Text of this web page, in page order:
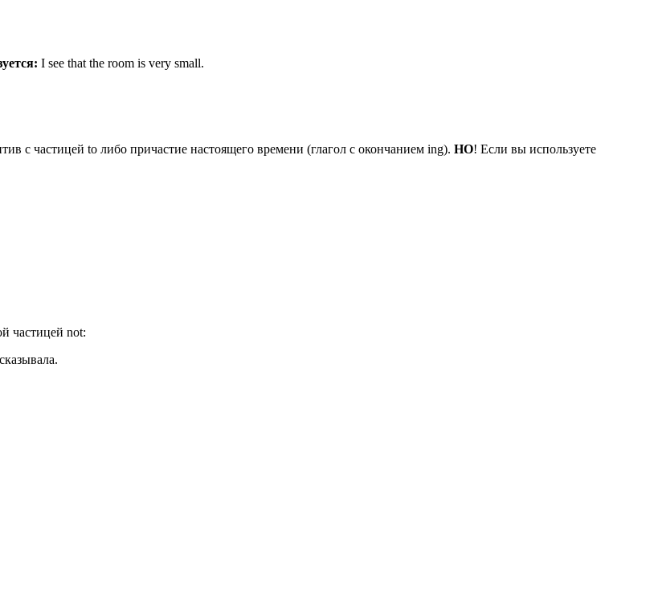
I see that the room is very small.
с частицей to либо причастие настоящего времени (глагол с окончанием ing). НО! Если вы используете
частицей not: